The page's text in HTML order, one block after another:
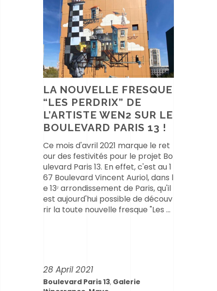
LA NOUVELLE FRESQUE
“LES PERDRIX” DE
L’ARTISTE WEN2 SUR LE
BOULEVARD PARIS 13 !
Ce mois d'avril 2021 marque le ret
our des festivités pour le projet Bo
ulevard Paris 13. En effet, c'est au 1
67 Boulevard Vincent Auriol, dans l
e 13ᵉ arrondissement de Paris, qu'il
est aujourd'hui possible de découv
rir la toute nouvelle fresque "Les
28 April 2021
Boulevard Paris 13, Galerie